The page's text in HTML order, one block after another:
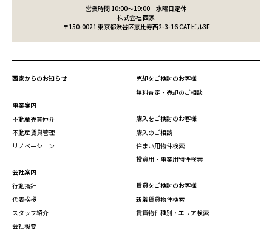
営業時間 10:00～19:00
水曜日定休
株式会社 西家
〒150-0021 東京都渋谷区恵比寿西2-3-16 CATビル3F
西家からのお知らせ
事業案内
不動産売買仲介
不動産賃貸管理
リノベーション
会社案内
行動指針
代表挨拶
スタッフ紹介
会社概要
売却をご検討のお客様
無料査定・売却のご相談
購入をご検討のお客様
購入のご相談
住まい用物件検索
投資用・事業用物件検索
賃貸をご検討のお客様
新着賃貸物件検索
賃貸物件種別・エリア検索